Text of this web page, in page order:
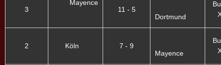
3
Mayence
11 - 5
Dortmund
2 Köln
7 - 9
Mayence